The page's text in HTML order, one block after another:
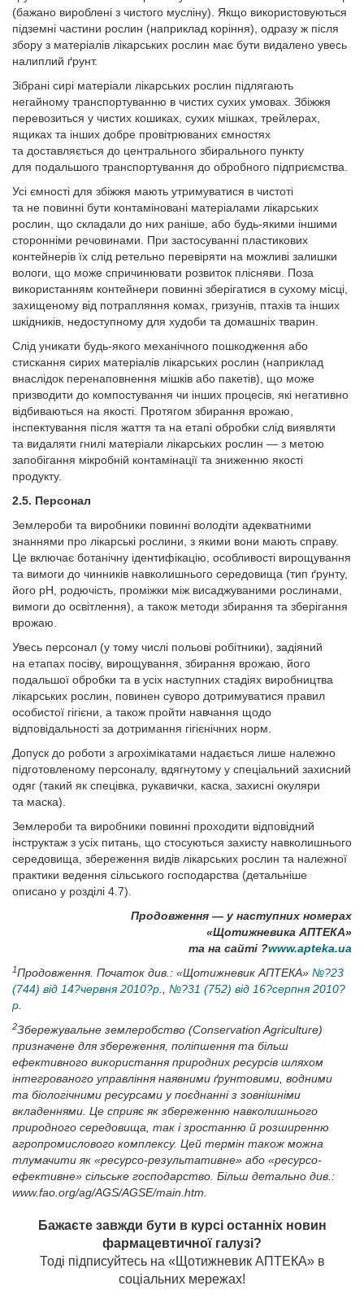
(бажано вироблені з чистого мусліну). Якщо використовуються
підземні частини рослин (наприклад коріння), одразу ж після
збору з матеріалів лікарських рослин має бути видалено увесь
налиплий ґрунт.
Зібрані сирі матеріали лікарських рослин підлягають
негайному транспортуванню в чистих сухих умовах. Збіжжя
перевозиться у чистих кошиках, сухих мішках, трейлерах,
ящиках та інших добре провітрюваних ємностях
та доставляється до центрального збирального пункту
для подальшого транспортування до обробного підприємства.
Усі ємності для збіжжя мають утримуватися в чистоті
та не повинні бути контаміновані матеріалами лікарських
рослин, що складали до них раніше, або будь-якими іншими
сторонніми речовинами. При застосуванні пластикових
контейнерів їх слід ретельно перевіряти на можливі залишки
вологи, що може спричинювати розвиток плісняви. Поза
використанням контейнери повинні зберігатися в сухому місці,
захищеному від потрапляння комах, гризунів, птахів та інших
шкідників, недоступному для худоби та домашніх тварин.
Слід уникати будь-якого механічного пошкодження або
стискання сирих матеріалів лікарських рослин (наприклад
внаслідок перенаповнення мішків або пакетів), що може
призводити до компостування чи інших процесів, які негативно
відбиваються на якості. Протягом збирання врожаю,
інспектування після жаття та на етапі обробки слід виявляти
та видаляти гнилі матеріали лікарських рослин — з метою
запобігання мікробній контамінації та зниженню якості
продукту.
2.5. Персонал
Землероби та виробники повинні володіти адекватними
знаннями про лікарські рослини, з якими вони мають справу.
Це включає ботанічну ідентифікацію, особливості вирощування
та вимоги до чинників навколишнього середовища (тип ґрунту,
його pH, родючість, проміжки між висаджуваними рослинами,
вимоги до освітлення), а також методи збирання та зберігання
врожаю.
Увесь персонал (у тому числі польові робітники), задіяний
на етапах посіву, вирощування, збирання врожаю, його
подальшої обробки та в усіх наступних стадіях виробництва
лікарських рослин, повинен суворо дотримуватися правил
особистої гігієни, а також пройти навчання щодо
відповідальності за дотримання гігієнічних норм.
Допуск до роботи з агрохімікатами надається лише належно
підготовленому персоналу, вдягнутому у спеціальний захисний
одяг (такий як спецівка, рукавички, каска, захисні окуляри
та маска).
Землероби та виробники повинні проходити відповідний
інструктаж з усіх питань, що стосую­ться захисту навколишнього
середовища, збереження видів лікарських рослин та належної
практики ведення сільського господарства (детальніше
описано у розділі 4.7).
Продовження — у наступних номерах
«Щотижневика АПТЕКА»
та на сайті ?www.apteka.ua
1Продовження. Початок див.: «Щотижневик АПТЕКА» №?23
(744) від 14?червня 2010?р.
№?31 (752) від 16?серпня 2010?
р
2Збережувальне землеробство (Conservation Agriculture)
призначене для збереження, поліпшення та більш
ефективного використання природних ресурсів шляхом
інтегрованого управління наявними ґрунтовими, водними
та біологічними ресурсами у поєднанні з зовнішніми
вкладеннями. Це сприяє як збереженню навколишнього
природного середовища, так і зростанню й розширенню
агропромислового комплексу. Цей термін також можна
тлумачити як «ресурсо-результативне» або «ресурсо-
ефективне» сільське господарство. Більш детально див.:
www.fao.org/ag/AGS/AGSE/main.htm
Бажаєте завжди бути в курсі останніх новин
фармацевтичної галузі?
Тоді підписуйтесь на «Щотижневик АПТЕКА» в
соціальних мережах!